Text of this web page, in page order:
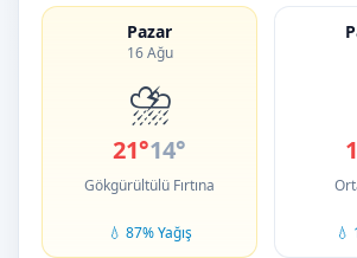
Pazar
16 Ağu
⛈️
21°14°
Gökgürültülü Fırtına
💧 87% Yağış 💧